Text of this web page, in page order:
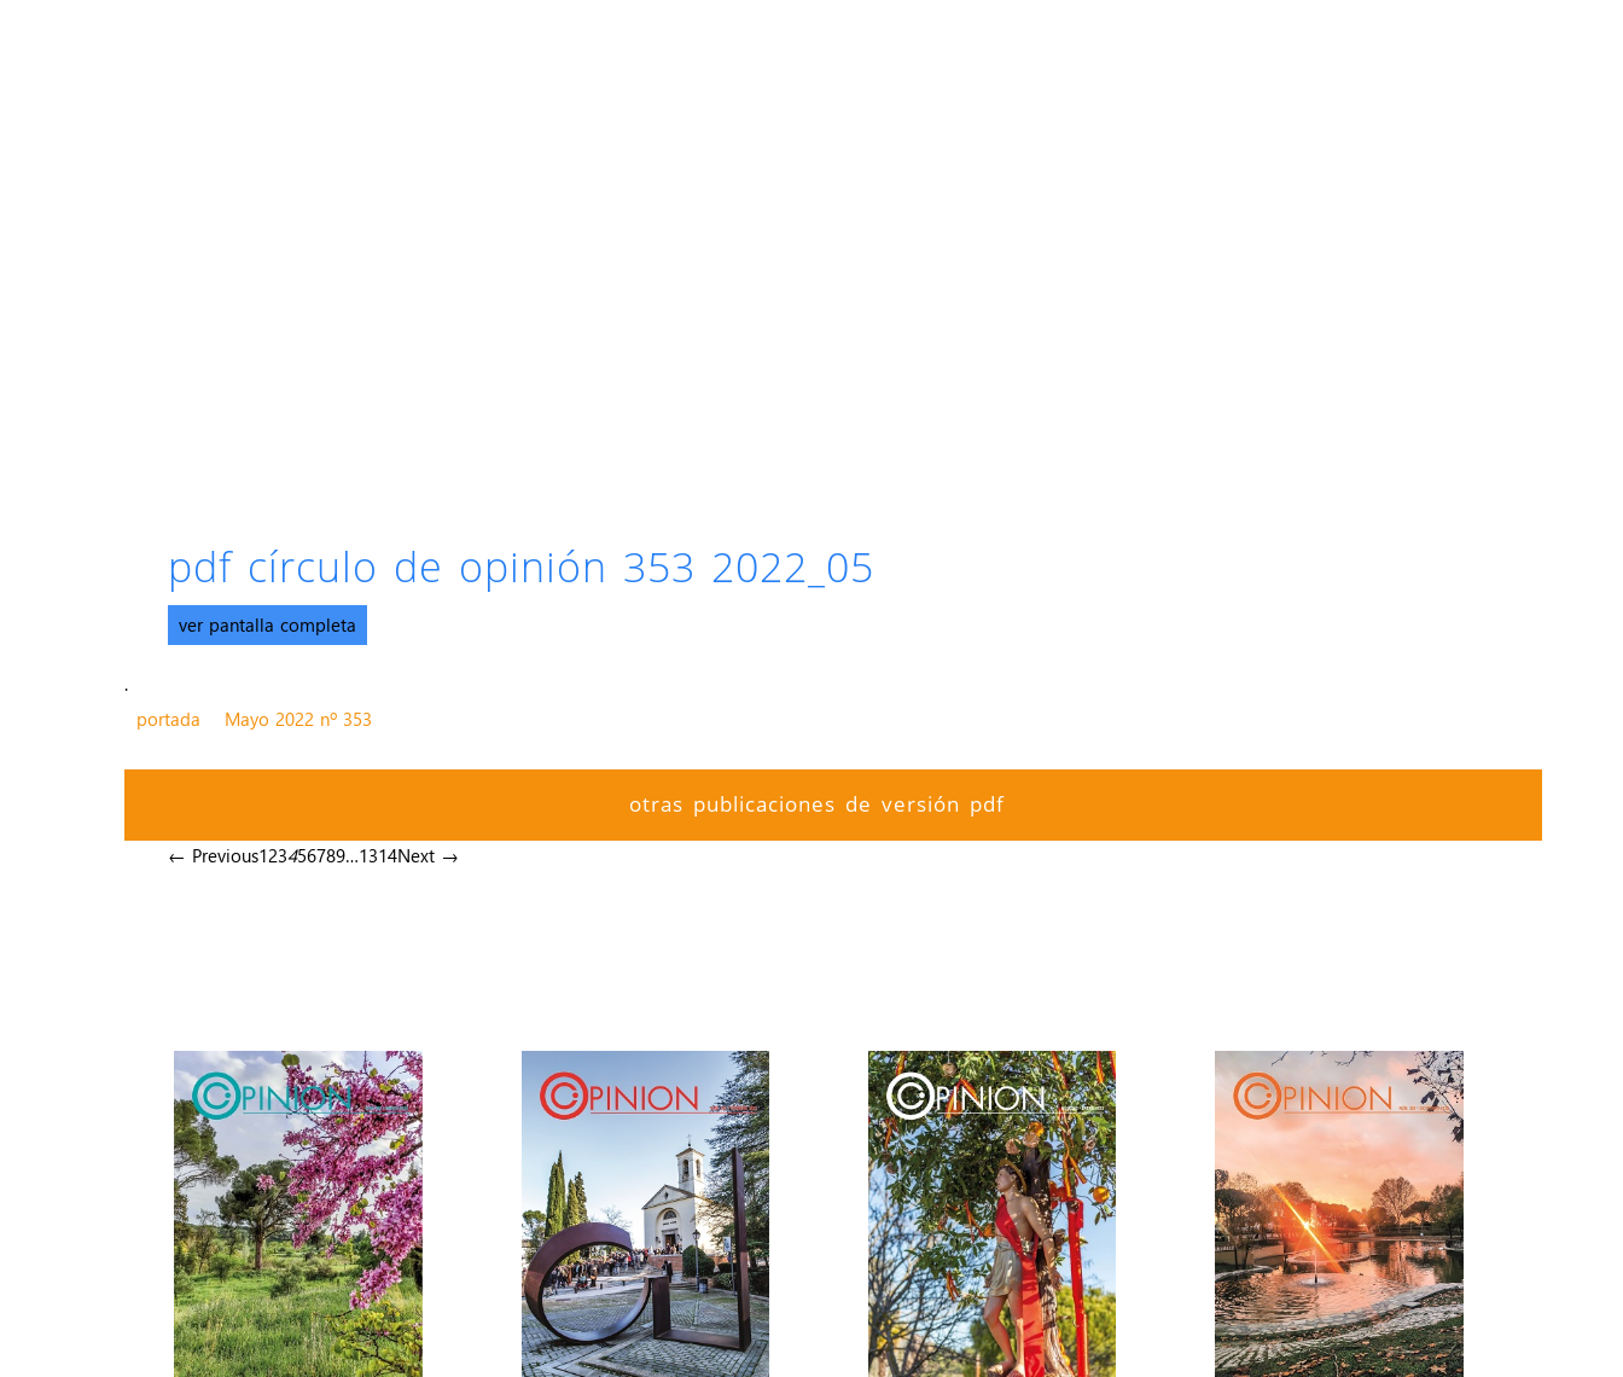
pdf círculo de opinión 353 2022_05
ver pantalla completa
.
portada
Mayo 2022 nº 353
otras publicaciones de versión pdf
← Previous123456789…1314Next →